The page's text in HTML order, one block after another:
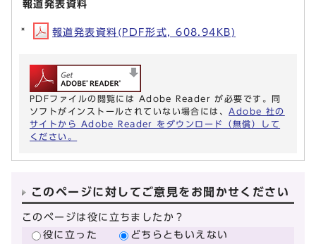
報道発表資料
報道発表資料(PDF形式, 608.94KB)
PDFファイルの閲覧には Adobe Reader が必要です。同
ソフトがインストールされていない場合には、 Adobe 社の
サイトから Adobe Reader をダウンロード（無償）して
ください。
このページに対してご意見をお聞かせください
このページは役に立ちましたか？
役に立った
どちらともいえない